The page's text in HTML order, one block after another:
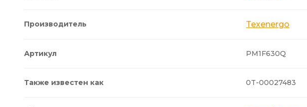
Производитель Texenergo
Артикул PM1F630Q
Также известен как 0T-00027483